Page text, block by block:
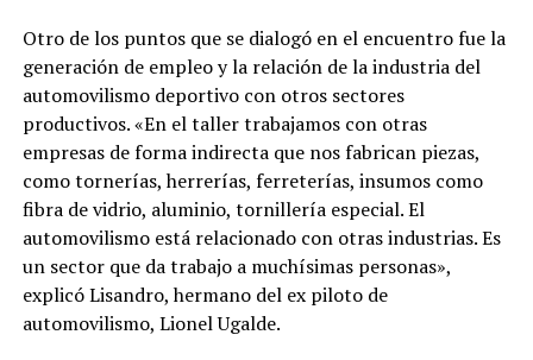
Otro de los puntos que se dialogó en el encuentro fue la
generación de empleo y la relación de la industria del
automovilismo deportivo con otros sectores
productivos. «En el taller trabajamos con otras
empresas de forma indirecta que nos fabrican piezas,
como tornerías, herrerías, ferreterías, insumos como
fibra de vidrio, aluminio, tornillería especial. El
automovilismo está relacionado con otras industrias. Es
un sector que da trabajo a muchísimas personas»,
explicó Lisandro, hermano del ex piloto de
automovilismo, Lionel Ugalde.